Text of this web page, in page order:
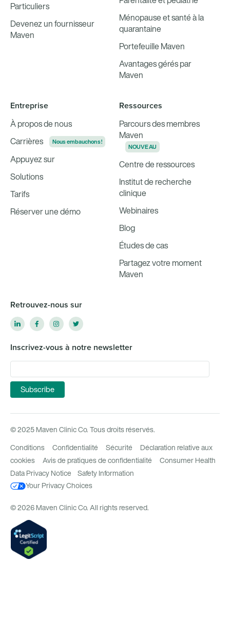
Particuliers
Devenez un fournisseur
Maven
Ménopause et santé à la
quarantaine
Portefeuille Maven
Avantages gérés par
Maven
Entreprise
À propos de nous
Carrières
Nous embauchons !
Appuyez sur
Solutions
Tarifs
Réserver une démo
Ressources
Parcours des membres
Maven
NOUVEAU
Centre de ressources
Institut de recherche
clinique
Webinaires
Blog
Études de cas
Partagez votre moment
Maven
Retrouvez-nous sur
Inscrivez-vous à notre newsletter
© 2025 Maven Clinic Co. Tous droits réservés.
Conditions Confidentialité Sécurité
Déclaration relative aux
cookies
Avis de pratiques de confidentialité
Consumer Health
Data Privacy Notice
Safety Information
Your Privacy Choices
© 2026 Maven Clinic Co. All rights reserved.